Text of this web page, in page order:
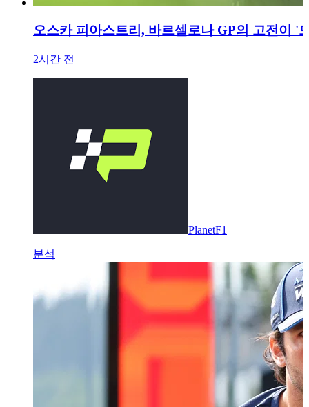
오스카 피아스트리, 바르셀로나 GP의 고전이 '
2시간 전
PlanetF1
분석